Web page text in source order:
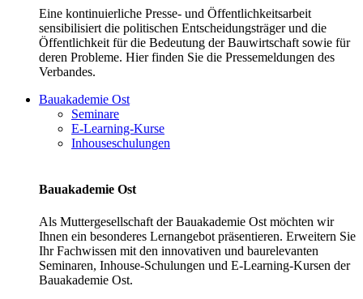
Eine kontinuierliche Presse- und Öffentlichkeitsarbeit
sensibilisiert die politischen Entscheidungsträger und die
Öffentlichkeit für die Bedeutung der Bauwirtschaft sowie für
deren Probleme. Hier finden Sie die Pressemeldungen des
Verbandes.
Bauakademie Ost
Seminare
E-Learning-Kurse
Inhouseschulungen
Bauakademie Ost
Als Muttergesellschaft der Bauakademie Ost möchten wir
Ihnen ein besonderes Lernangebot präsentieren. Erweitern Sie
Ihr Fachwissen mit den innovativen und baurelevanten
Seminaren, Inhouse-Schulungen und E-Learning-Kursen der
Bauakademie Ost.